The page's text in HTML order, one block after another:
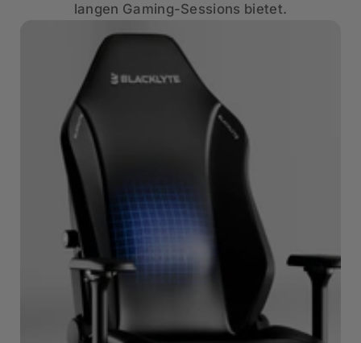
langen Gaming-Sessions bietet.